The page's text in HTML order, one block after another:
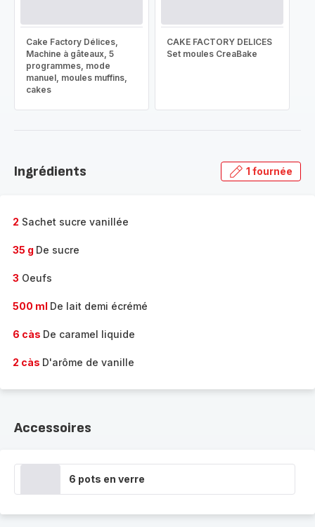
Cake Factory Délices,
Machine à gâteaux, 5
programmes, mode
manuel, moules muffins,
cakes
CAKE FACTORY DELICES
Set moules CreaBake
Ingrédients 1 fournée
2 Sachet sucre vanillée
35 g De sucre
3 Oeufs
500 ml De lait demi écrémé
6 càs De caramel liquide
2 càs D'arôme de vanille
Accessoires
6 pots en verre